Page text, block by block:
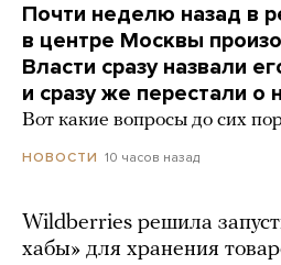
Почти неделю назад в
в центре Москвы
Власти сразу назвали
и сразу же перестали о
Вот какие вопросы до сих
НОВОСТИ 10 часов назад
Wildberries решила
хабы» для хранения